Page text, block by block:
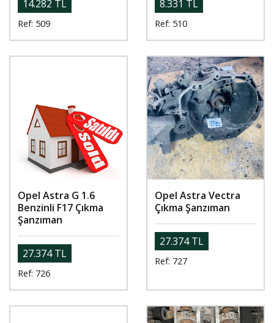
14.282 TL
Ref: 509
8.331 TL
Ref: 510
Opel Astra G 1.6
Benzinli F17 Çıkma
Şanzıman
27.374 TL
Ref: 726
Opel Astra Vectra
Çıkma Şanzıman
27.374 TL
Ref: 727